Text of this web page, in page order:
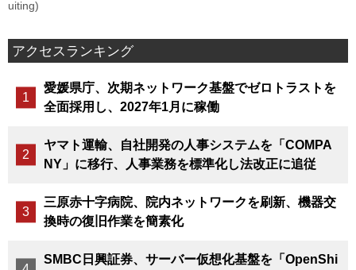
uiting)
アクセスランキング
愛媛県庁、次期ネットワーク基盤でゼロトラストを
全面採用し、2027年1月に稼働
ヤマト運輸、自社開発の人事システムを「COMPA
NY」に移行、人事業務を標準化し法改正に追従
三原赤十字病院、院内ネットワークを刷新、機器交
換時の復旧作業を簡素化
SMBC日興証券、サーバー仮想化基盤を「OpenShi